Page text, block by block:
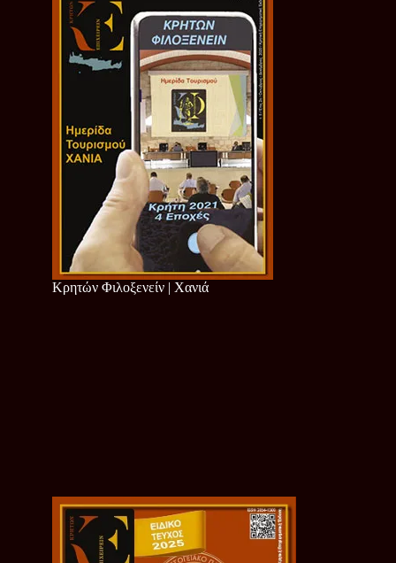
Κρητών Φιλοξενείν | Χανιά